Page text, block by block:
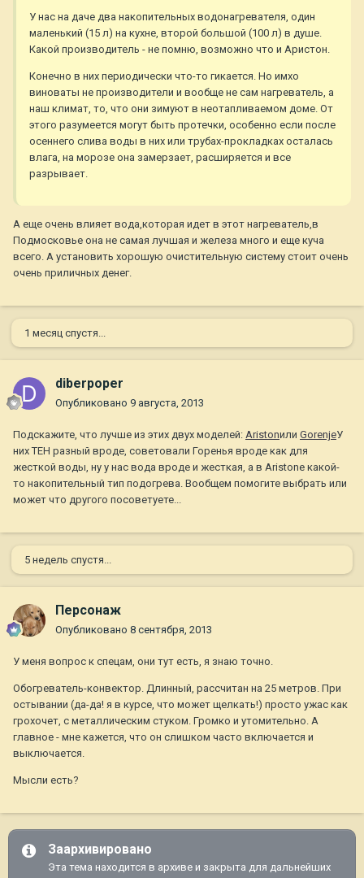
У нас на даче два накопительных водонагревателя, один
маленький (15 л) на кухне, второй большой (100 л) в душе.
Какой производитель - не помню, возможно что и Аристон.
Конечно в них периодически что-то гикается. Но имхо
виноваты не производители и вообще не сам нагреватель, а
наш климат, то, что они зимуют в неотапливаемом доме. От
этого разумеется могут быть протечки, особенно если после
осеннего слива воды в них или трубах-прокладках осталась
влага, на морозе она замерзает, расширяется и все
разрывает.
А еще очень влияет вода,которая идет в этот нагреватель,в
Подмосковье она не самая лучшая и железа много и еще куча
всего. А установить хорошую очистительную систему стоит очень
очень приличных денег.
1 месяц спустя...
diberpoper
Опубликовано 9 августа, 2013
Подскажите, что лучше из этих двух моделей: Aristonили GorenjeУ
них ТЕН разный вроде, советовали Горенья вроде как для
жесткой воды, ну у нас вода вроде и жесткая, а в Aristone какой-
то накопительный тип подогрева. Вообщем помогите выбрать или
может что другого посоветуете...
5 недель спустя...
Персонаж
Опубликовано 8 сентября, 2013
У меня вопрос к спецам, они тут есть, я знаю точно.
Обогреватель-конвектор. Длинный, рассчитан на 25 метров. При
остывании (да-да! я в курсе, что может щелкать!) просто ужас как
грохочет, с металлическим стуком. Громко и утомительно. А
главное - мне кажется, что он слишком часто включается и
выключается.
Мысли есть?
Заархивировано
Эта тема находится в архиве и закрыта для дальнейших